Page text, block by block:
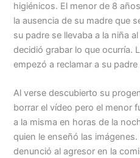
higiénicos. El menor de 8
la ausencia de su madre que
su padre se llevaba a la niña
decidió grabar lo que ocurría.
empezó a reclamar a su
Al verse descubierto su
borrar el vídeo pero el menor
a la misma en horas de la
quien le enseñó las
denunció al agresor en la